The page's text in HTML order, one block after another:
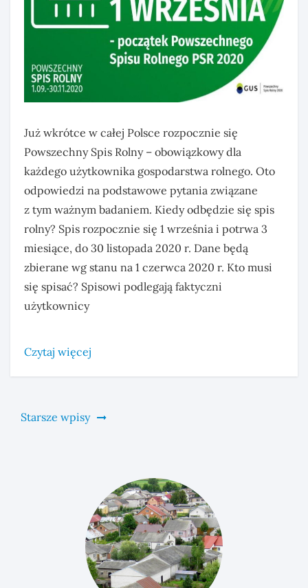
Już wkrótce w całej Polsce rozpocznie się
Powszechny Spis Rolny – obowiązkowy dla
każdego użytkownika gospodarstwa rolnego. Oto
odpowiedzi na podstawowe pytania związane
z tym ważnym badaniem. Kiedy odbędzie się spis
rolny? Spis rozpocznie się 1 września i potrwa 3
miesiące, do 30 listopada 2020 r. Dane będą
zbierane wg stanu na 1 czerwca 2020 r. Kto musi
się spisać? Spisowi podlegają faktyczni
użytkownicy
Czytaj więcej
Nawigacja
po
Starsze wpisy